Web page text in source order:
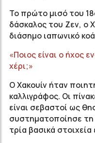
Το πρώτο μισό του
δάσκαλος του Ζεν, ο
διάσημο ιαπωνικό
«Ποιος είναι ο ήχος
χέρι;»
Ο Χακουίν ήταν
καλλιγράφος. Οι
είναι σεβαστοί ως
συστηματοποίησε τη
τρία βασικά